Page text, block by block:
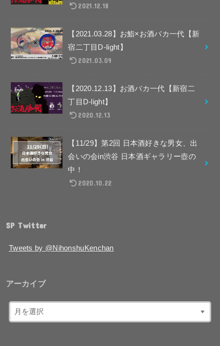
2021.12.18
【2021.03.28】お鮨×お酒バカ一代【新
宿二丁目D-light】
2021.03.09
【2020.12.13】お酒バカ一代【新宿二
丁目D-light】
2020.12.13
【11/29】第2回 日本酒好きな男女、出
会いの会in渋谷 日本酒ギャラリー壺の
中！
2020.10.22
SP Twitter
Tweets by @NihonshuKenchan
アーカイブ